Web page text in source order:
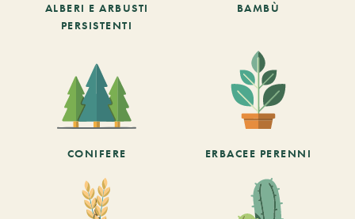
ALBERI E ARBUSTI
PERSISTENTI
BAMBÙ
CONIFERE ERBACEE PERENNI